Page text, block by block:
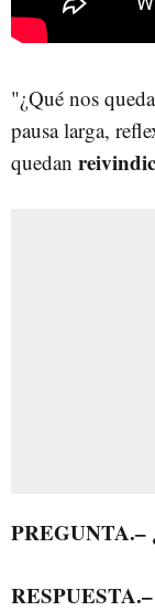
"¿Qué nos
pausa larga,
quedan
PREGUNTA.–
RESPUESTA.–